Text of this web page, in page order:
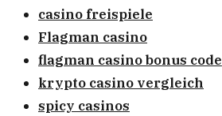
casino freispiele
Flagman casino
flagman casino bonus code
krypto casino vergleich
spicy casinos